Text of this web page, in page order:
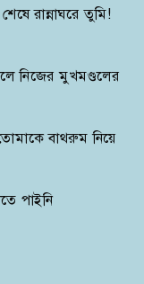
রান্নাঘরে তুমি!
নিজের মুখমণ্ডলের
বাথরুম নিয়ে
পাইনি